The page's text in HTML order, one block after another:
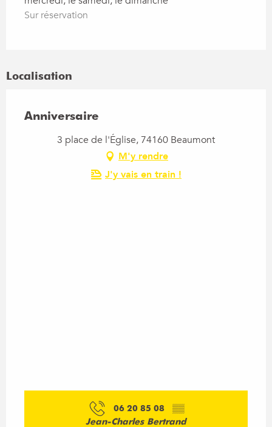
Sur réservation
Localisation
Anniversaire
3 place de l'Église, 74160 Beaumont
M'y rendre
J'y vais en train !
06 20 85 08 ▒▒
Jean-Charles Bertrand